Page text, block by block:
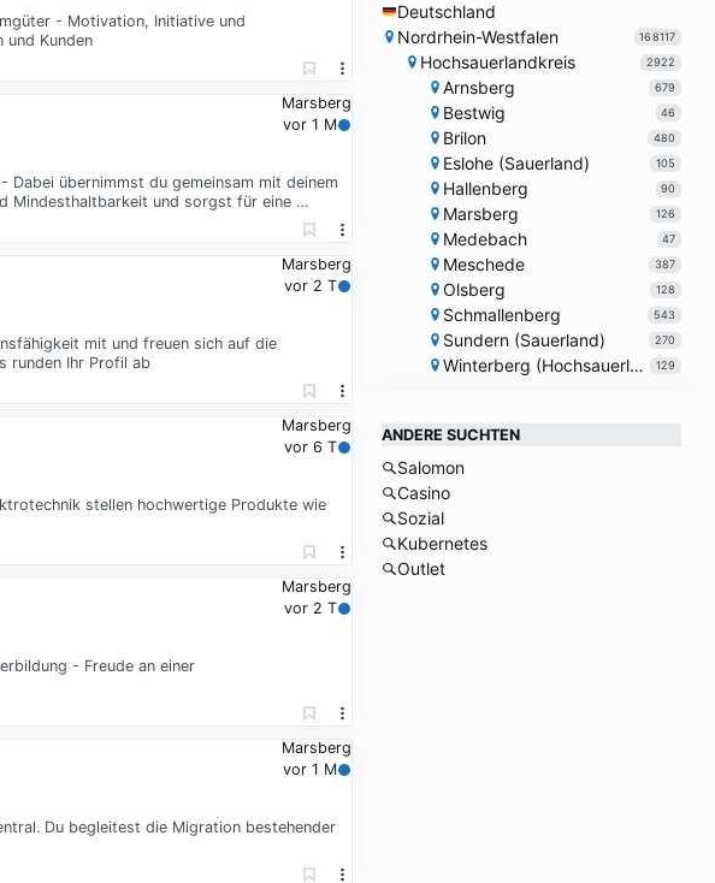
- Motivation, Initiative und
und Kunden
Marsberg
vor 1 M
Dabei übernimmst du gemeinsam mit deinem
Mindesthaltbarkeit und sorgst für eine …
Marsberg
vor 2 T
mit und freuen sich auf die
runden Ihr Profil ab
Marsberg
vor 6 T
stellen hochwertige Produkte wie
Marsberg
vor 2 T
- Freude an einer
Marsberg
vor 1 M
Du begleitest die Migration bestehender
Deutschland
Nordrhein-Westfalen
168117
Hochsauerlandkreis 2922
Arnsberg 679
Bestwig 46
Brilon 480
Eslohe (Sauerland) 105
Hallenberg 90
Marsberg 126
Medebach 47
Meschede 387
Olsberg 128
Schmallenberg 543
Sundern (Sauerland) 270
Winterberg (Hochsauerlandkreis) 129
ANDERE SUCHTEN
Salomon
Casino
Sozial
Kubernetes
Outlet